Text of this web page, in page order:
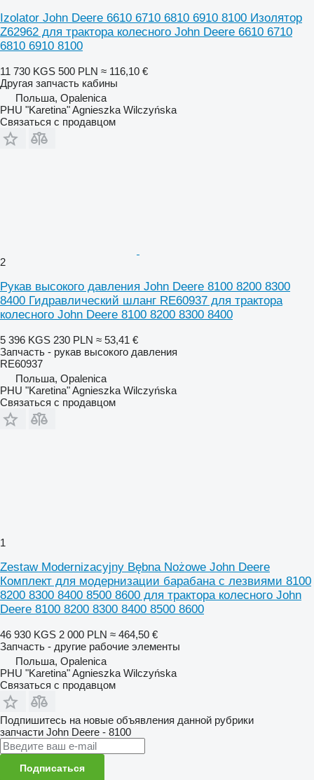
Izolator John Deere 6610 6710 6810 6910 8100 Изолятор
Z62962 для трактора колесного John Deere 6610 6710
6810 6910 8100
11 730 KGS 500 PLN ≈ 116,10 €
Другая запчасть кабины
Польша, Opalenica
PHU "Karetina" Agnieszka Wilczyńska
Связаться с продавцом
2
Рукав высокого давления John Deere 8100 8200 8300
8400 Гидравлический шланг RE60937 для трактора
колесного John Deere 8100 8200 8300 8400
5 396 KGS 230 PLN ≈ 53,41 €
Запчасть - рукав высокого давления
RE60937
Польша, Opalenica
PHU "Karetina" Agnieszka Wilczyńska
Связаться с продавцом
1
Zestaw Modernizacyjny Bębna Nożowe John Deere
Комплект для модернизации барабана с лезвиями 8100
8200 8300 8400 8500 8600 для трактора колесного John
Deere 8100 8200 8300 8400 8500 8600
46 930 KGS 2 000 PLN ≈ 464,50 €
Запчасть - другие рабочие элементы
Польша, Opalenica
PHU "Karetina" Agnieszka Wilczyńska
Связаться с продавцом
Подпишитесь на новые объявления данной рубрики
запчасти John Deere - 8100
Подписаться